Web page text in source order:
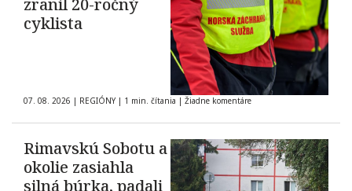
zranil 20-ročný
cyklista
07. 08. 2026 | REGIÓNY | 1 min. čítania | Žiadne komentáre
Rimavskú Sobotu a
okolie zasiahla
silná búrka, padali